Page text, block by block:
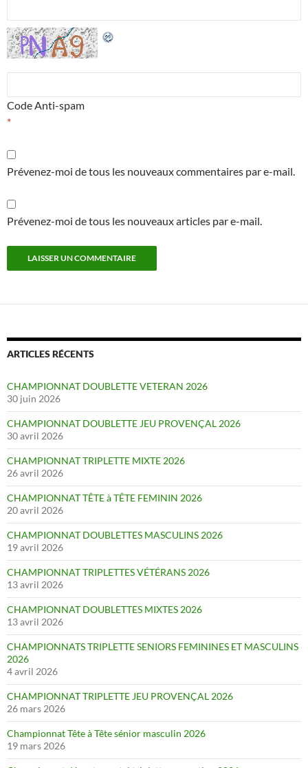
Code Anti-spam
*
Prévenez-moi de tous les nouveaux commentaires par e-mail.
Prévenez-moi de tous les nouveaux articles par e-mail.
ARTICLES RÉCENTS
CHAMPIONNAT DOUBLETTE VETERAN 2026
30 juin 2026
CHAMPIONNAT DOUBLETTE JEU PROVENÇAL 2026
30 avril 2026
CHAMPIONNAT TRIPLETTE MIXTE 2026
26 avril 2026
CHAMPIONNAT TÊTE à TÊTE FEMININ 2026
20 avril 2026
CHAMPIONNAT DOUBLETTES MASCULINS 2026
19 avril 2026
CHAMPIONNAT TRIPLETTES VÉTÉRANS 2026
13 avril 2026
CHAMPIONNAT DOUBLETTES MIXTES 2026
13 avril 2026
CHAMPIONNATS TRIPLETTE SENIORS FEMININES ET MASCULINS
2026
4 avril 2026
CHAMPIONNAT TRIPLETTE JEU PROVENÇAL 2026
26 mars 2026
Championnat Tête à Tête sénior masculin 2026
19 mars 2026